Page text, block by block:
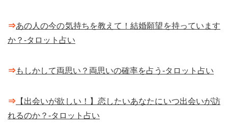
⇒あの人の今の気持ちを教えて！結婚願望を持っています
か？-タロット占い
⇒もしかして両思い？両思いの確率を占う-タロット占い
⇒ 【出会いが欲しい！】恋したいあなたにいつ出会いが訪
れるのか？-タロット占い